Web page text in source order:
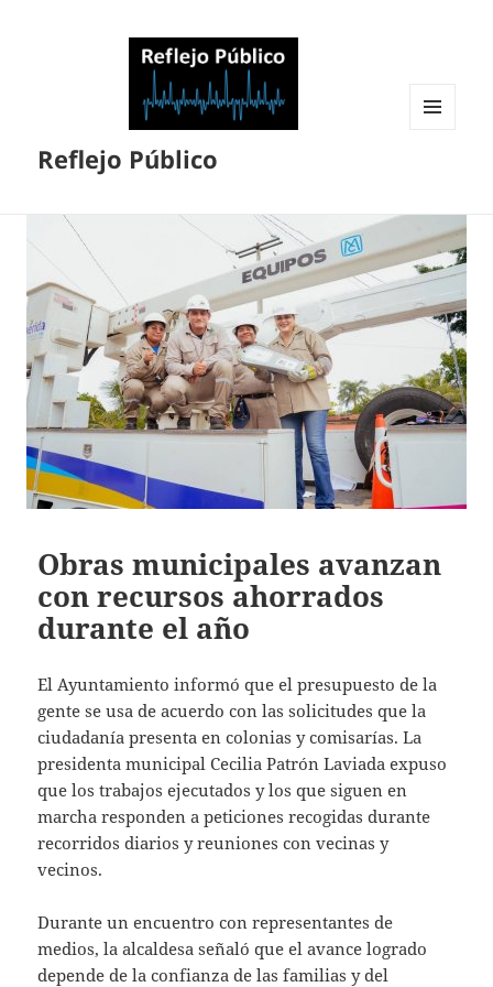
Reflejo Público
Obras municipales avanzan
con recursos ahorrados
durante el año
El Ayuntamiento informó que el presupuesto de la
gente se usa de acuerdo con las solicitudes que la
ciudadanía presenta en colonias y comisarías. La
presidenta municipal Cecilia Patrón Laviada expuso
que los trabajos ejecutados y los que siguen en
marcha responden a peticiones recogidas durante
recorridos diarios y reuniones con vecinas y
vecinos.
Durante un encuentro con representantes de
medios, la alcaldesa señaló que el avance logrado
depende de la confianza de las familias y del